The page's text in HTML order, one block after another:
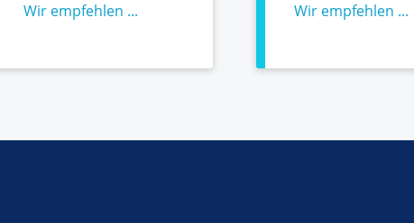
Wir empfehlen ... Wir empfehlen ...